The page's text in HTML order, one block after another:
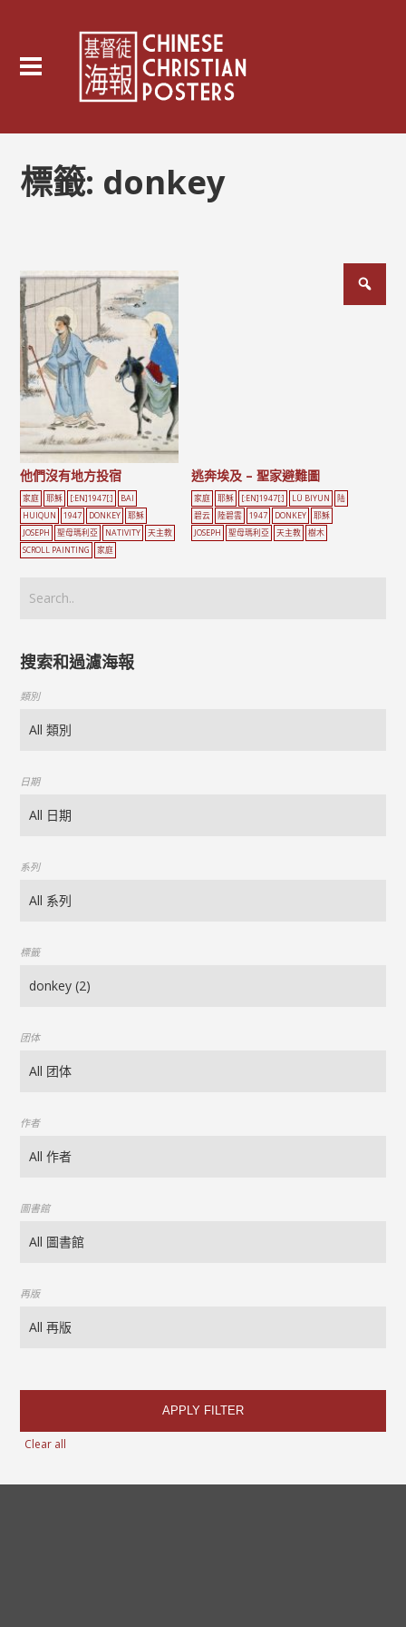
標籤: donkey
他們沒有地方投宿
家庭 耶穌 [:EN]1947[:]
BAI
HUIQUN
1947 DONKEY
耶穌
JOSEPH
聖母瑪利亞 NATIVITY
天主教
SCROLL PAINTING
家庭
逃奔埃及 – 聖家避難圖
家庭 耶穌 [:EN]1947[:] LÜ BIYUN
陆
碧云
陸碧雲 1947 DONKEY
耶穌
JOSEPH
聖母瑪利亞 天主教 樹木
搜索和過濾海報
類別
日期
系列
標籤
团体
作者
圖書館
再版
APPLY FILTER
Clear all